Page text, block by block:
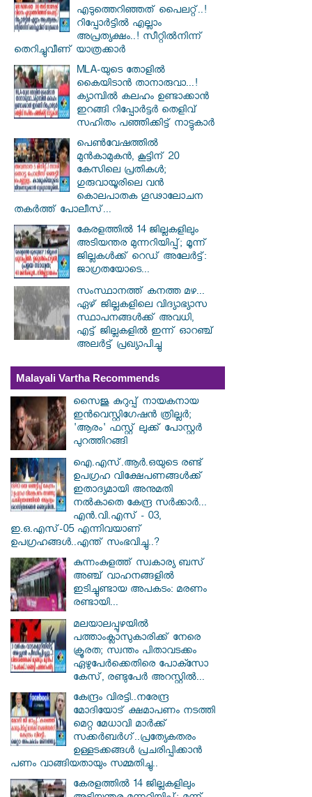
എടുത്തെറിഞ്ഞത് പൈലറ്റ്..!
റിപ്പോർട്ടിൽ എല്ലാം
അപ്രത്യക്ഷം..! സീറ്റിൽനിന്ന്
തെറിച്ചുവീണ് യാത്രക്കാർ
MLA-യുടെ തോളിൽ
കൈയിടാൻ താനാരുവാ...!
ക്യാമ്പിൽ കലഹം ഉണ്ടാക്കാൻ
ഇറങ്ങി റിപ്പോർട്ടർ തെളിവ്
സഹിതം പഞ്ഞിക്കിട്ട് നാട്ടുകാർ
പെൺവേഷത്തിൽ
മുൻകാമുകൻ, കൂട്ടിന് 20
കേസിലെ പ്രതികൾ;
ഗുരുവായൂരിലെ വൻ
കൊലപാതക ഗൂഢാലോചന
തകർത്ത് പോലീസ്...
കേരളത്തിൽ 14 ജില്ലകളിലും
അടിയന്തര മുന്നറിയിപ്പ്; മൂന്ന്
ജില്ലകൾക്ക് റെഡ് അലേർട്ട്:
ജാഗ്രതയോടെ...
സംസ്ഥാനത്ത് കനത്ത മഴ...
ഏഴ് ജില്ലകളിലെ വിദ്യാഭ്യാസ
സ്ഥാപനങ്ങൾക്ക് അവധി,
എട്ട് ജില്ലകളിൽ ഇന്ന് ഓറഞ്ച്
അലർട്ട് പ്രഖ്യാപിച്ചു
Malayali Vartha Recommends
സൈജു കുറുപ്പ് നായകനായ
ഇൻവെസ്റ്റിഗേഷൻ ത്രില്ലർ;
'ആരം' ഫസ്റ്റ് ലുക്ക് പോസ്റ്റർ
പുറത്തിറങ്ങി
ഐ.എസ്.ആർ.ഒയുടെ രണ്ട്
ഉപഗ്രഹ വിക്ഷേപണങ്ങൾക്ക്
ഇതാദ്യമായി അനുമതി
നൽകാതെ കേന്ദ്ര സർക്കാർ...
എൻ.വി.എസ് - 03,
ഇ.ഒ.എസ്-05 എന്നിവയാണ്
ഉപഗ്രഹങ്ങൾ..എന്ത് സംഭവിച്ചു..?
കുന്നംകുളത്ത് സ്വകാര്യ ബസ്
അഞ്ച് വാഹനങ്ങളിൽ
ഇടിച്ചുണ്ടായ അപകടം: മരണം
രണ്ടായി...
മലയാലപ്പുഴയിൽ
പത്താംക്ലാസുകാരിക്ക് നേരെ
ക്രൂരത; സ്വന്തം പിതാവടക്കം
ഏഴുപേർക്കെതിരെ പോക്സോ
കേസ്, രണ്ടുപേർ അറസ്റ്റിൽ...
കേന്ദ്രം വിരട്ടി..നരേന്ദ്ര
മോദിയോട് ക്ഷമാപണം നടത്തി
മെറ്റ മേധാവി മാർക്ക്
സക്കർബർ​ഗ്..പ്രത്യേകതരം
ഉള്ളടക്കങ്ങൾ പ്രചരിപ്പിക്കാൻ
പണം വാങ്ങിയതായും സമ്മതിച്ചു..
കേരളത്തിൽ 14 ജില്ലകളിലും